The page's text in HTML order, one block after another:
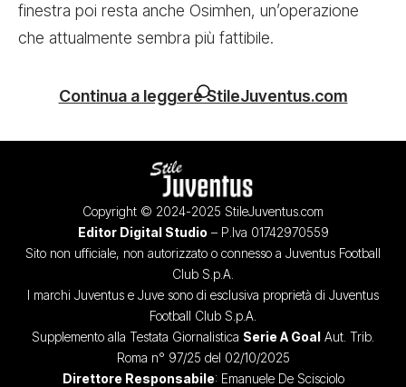
finestra poi resta anche Osimhen, un’operazione
che attualmente sembra più fattibile.
Continua a leggere StileJuventus.com
Copyright © 2024-2025 StileJuventus.com
Editor Digital Studio – P.Iva 01742970559
Sito non ufficiale, non autorizzato o connesso a Juventus Football
Club S.p.A.
I marchi Juventus e Juve sono di esclusiva proprietà di Juventus
Football Club S.p.A.
Supplemento alla Testata Giornalistica Serie A Goal Aut. Trib.
Roma n° 97/25 del 02/10/2025
Direttore Responsabile: Emanuele De Scisciolo